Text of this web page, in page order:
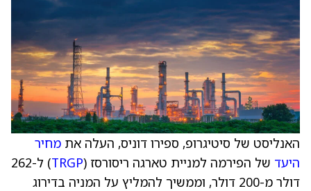
האנליסט של סיטיגרופ, ספירו דוניס, העלה את מחיר
היעד של הפירמה למניית טארגה ריסורסז (TRGP
) ל-262
דולר מ-200 דולר, וממשיך להמליץ על המניה בדירוג